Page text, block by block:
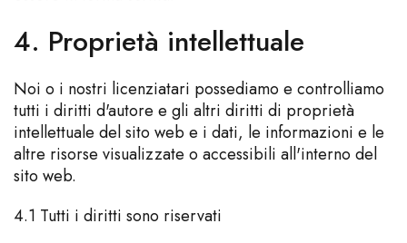
4. Proprietà intellettuale
Noi o i nostri licenziatari possediamo e controlliamo
tutti i diritti d'autore e gli altri diritti di proprietà
intellettuale del sito web e i dati, le informazioni e le
altre risorse visualizzate o accessibili all'interno del
sito web.
4.1 Tutti i diritti sono riservati